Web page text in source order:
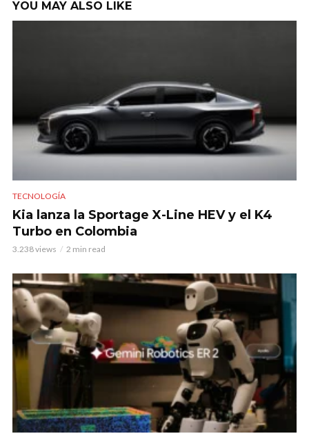
YOU MAY ALSO LIKE
TECNOLOGÍA
Kia lanza la Sportage X-Line HEV y el K4
Turbo en Colombia
3.238 views 2 min read